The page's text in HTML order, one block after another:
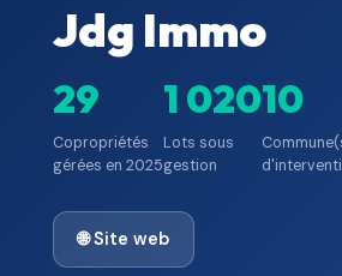
Jdg Immo
29
Copropriétés
gérées en 2025
1 020
Lots sous
gestion
10
🌐 Site web